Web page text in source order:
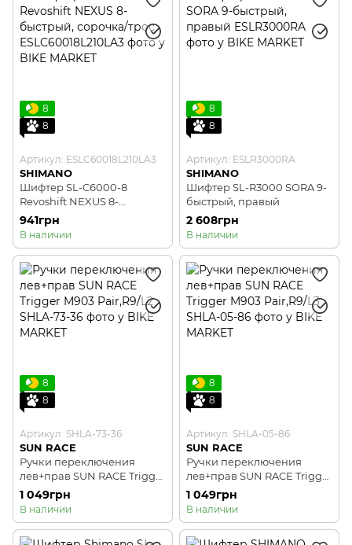
8
8
Артикул: ESLC60018L210LA3
SHIMANO
Шифтер SL-C6000-8
Revoshift NEXUS 8-
быстрый, сорочка/трос
941грн
В наличии
8
8
Артикул: ESLR3000RA
SHIMANO
Шифтер SL-R3000 SORA 9-
быстрый, правый
2 608грн
В наличии
8
8
Артикул: SHLA-73-36
SUN RACE
Ручки переключения
лев+прав SUN RACE Trigger
M903 Pair,R9/L2
1 049грн
В наличии
8
8
Артикул: SHLA-05-86
SUN RACE
Ручки переключения
лев+прав SUN RACE Trigger
M903 Pair,R9/L3
1 049грн
В наличии